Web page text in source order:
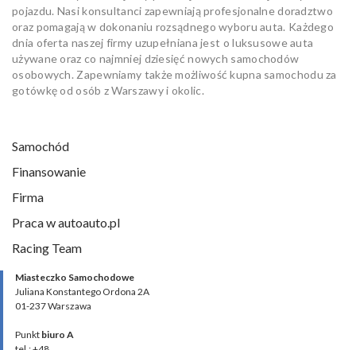
pojazdu. Nasi konsultanci zapewniają profesjonalne doradztwo
oraz pomagają w dokonaniu rozsądnego wyboru auta. Każdego
dnia oferta naszej firmy uzupełniana jest o luksusowe auta
używane oraz co najmniej dziesięć nowych samochodów
osobowych. Zapewniamy także możliwość kupna samochodu za
gotówkę od osób z Warszawy i okolic.
Samochód
Finansowanie
Firma
Praca w autoauto.pl
Racing Team
Miasteczko Samochodowe
Juliana Konstantego Ordona 2A
01-237 Warszawa
Punkt biuro A